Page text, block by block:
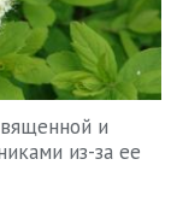
и
из-за ее